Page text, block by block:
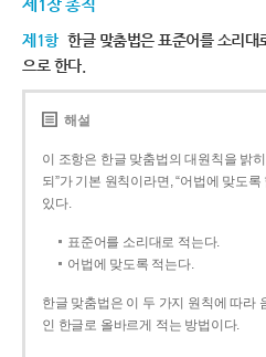
제1장 총칙
제1항 한글 맞춤법은 표준어를 소리대
으로 한다.
해설
이 조항은 한글 맞춤법의 대원칙을 밝
되”가 기본 원칙이라면, “어법에 맞도
있다.
표준어를 소리대로 적는다.
어법에 맞도록 적는다.
한글 맞춤법은 이 두 가지 원칙에 따라
인 한글로 올바르게 적는 방법이다.